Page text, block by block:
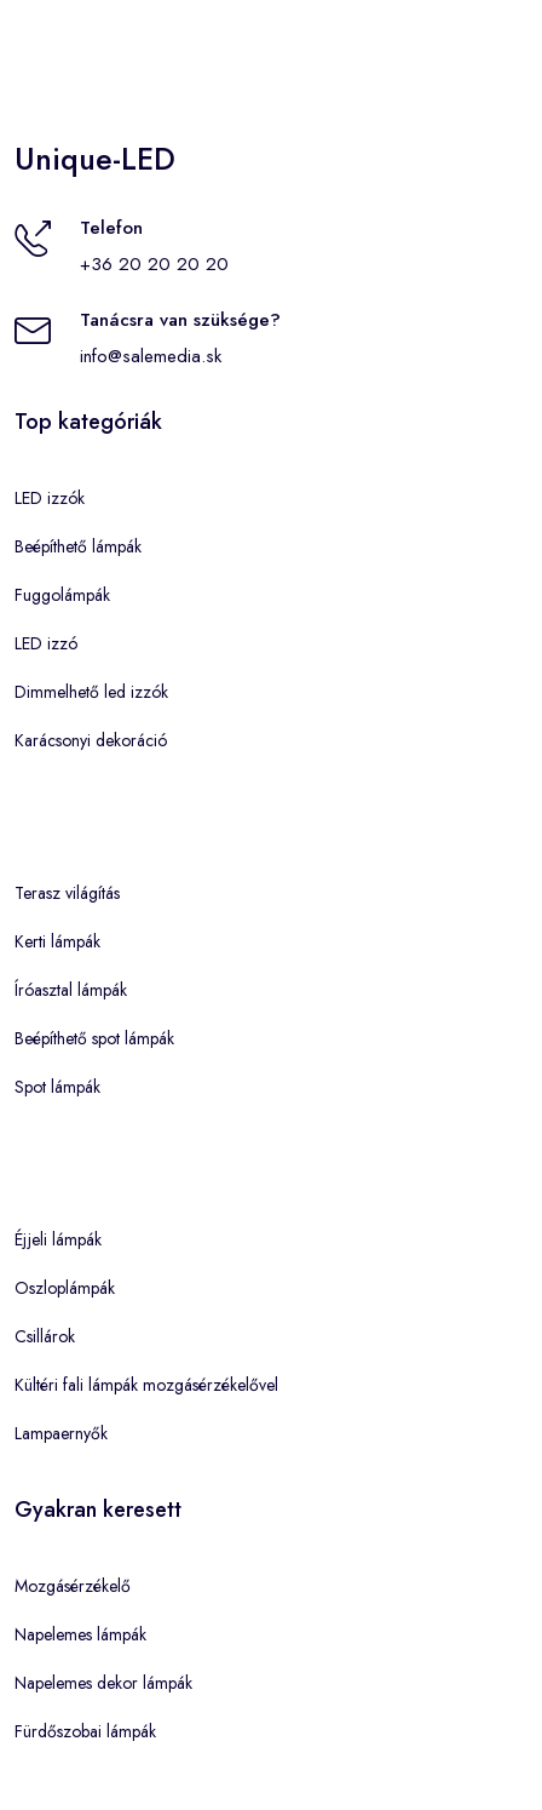
Unique-LED
Telefon
+36 20 20 20 20
Tanácsra van szüksége?
info@salemedia.sk
Top kategóriák
LED izzók
Beépíthető lámpák
Fuggolámpák
LED izzó
Dimmelhető led izzók
Karácsonyi dekoráció
Terasz világítás
Kerti lámpák
Íróasztal lámpák
Beépíthető spot lámpák
Spot lámpák
Éjjeli lámpák
Oszloplámpák
Csillárok
Kültéri fali lámpák mozgásérzékelővel
Lampaernyők
Gyakran keresett
Mozgásérzékelő
Napelemes lámpák
Napelemes dekor lámpák
Fürdőszobai lámpák